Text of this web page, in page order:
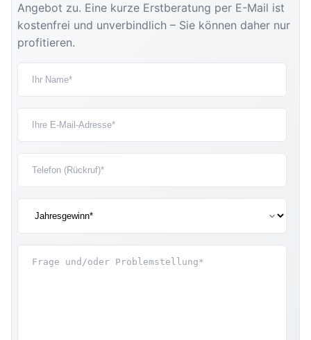
Angebot zu. Eine kurze Erstberatung per E-Mail ist
kostenfrei und unverbindlich – Sie können daher nur
profitieren.